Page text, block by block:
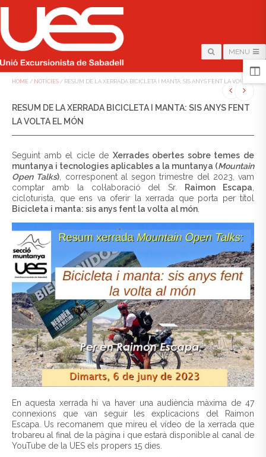
MENU
HOME / NOTÍCIES / RESUM DE LA XERRADA BICICLETA I MANTA: SIS ANYS FENT LA VOLTA EL
RESUM DE LA XERRADA BICICLETA I MANTA: SIS ANYS FENT
LA VOLTA EL MÓN
Seguint amb el cicle de Xerrades obertes sobre temes de
muntanya i tecnologies aplicables a la muntanya (Mountain
Open Talks) , corresponent al segon trimestre del 2023, vam
comptar amb la col·laboració del Sr.
Raimon Escapa
cicloturista, que ens va oferir la xerrada que porta per títol
Bicicleta i manta: sis anys fent la volta al món
En aquesta xerrada hi va haver una audiència màxima de 47
connexions que van seguir les explicacions del Raimon
Escapa. Us recomanem que mireu el vídeo de la xerrada que
trobareu al final de la pàgina i que estarà disponible al canal de
YouTube de la UES els propers 15 dies.